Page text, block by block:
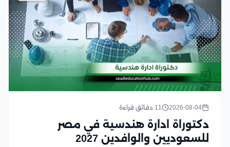
2026-08-04 11 دقائق قراءة
دكتوراة ادارة هندسية في مصر
للسعوديين والوافدين 2027